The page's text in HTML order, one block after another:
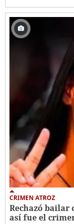
CRIMEN ATROZ
Rechazó bailar
así fue el